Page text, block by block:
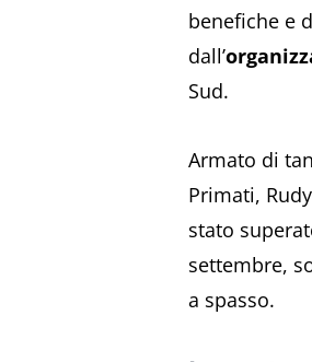
benefiche e
dall’
Sud.
Armato di
Primati,
stato
settembre,
a spasso.